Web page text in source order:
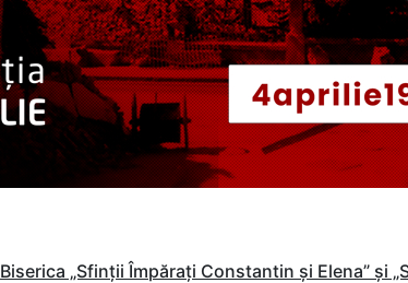
Biserica „Sfinții Împărați Constantin și Elena” și